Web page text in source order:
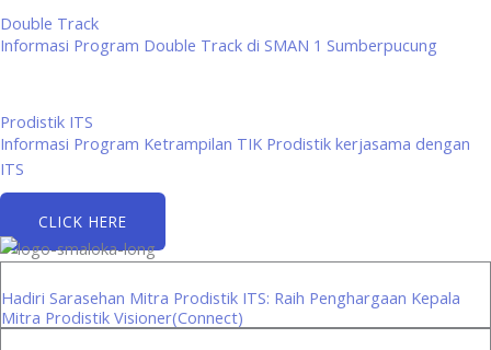
Double Track
Informasi Program Double Track di SMAN 1 Sumberpucung
Prodistik ITS
Informasi Program Ketrampilan TIK Prodistik kerjasama dengan
ITS
CLICK HERE
Hadiri Sarasehan Mitra Prodistik ITS: Raih Penghargaan Kepala
Mitra Prodistik Visioner(Connect)